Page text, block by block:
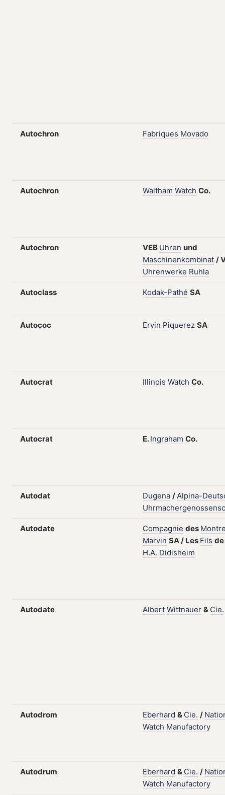
Autochron Fabriques Movado
Autochron Waltham Watch Co.
Autochron VEB Uhren und
Maschinenkombinat /
Uhrenwerke Ruhla
Autoclass Kodak-Pathé SA
Autococ Ervin Piquerez SA
Autocrat Illinois Watch Co.
Autocrat E.Ingraham Co.
Autodat Dugena /Alpina-
Autodate Compagnie des
Marvin SA/ Les Fils de
H.A. Didisheim
Autodate Albert Wittnauer & Cie.
Autodrom Eberhard & Cie. /
Watch Manufactory
Autodrum Eberhard & Cie. /
Watch Manufactory